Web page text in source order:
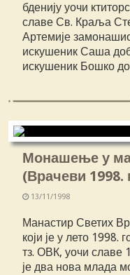
бденију уочи
славе Св. Краља
Артемије
искушеник Саша
искушеник Бошко
Монашење у
(Врачеви 1998.
13/11/1998
Манастир Светих
који је у лето 1998.
тз. ОВК, уочи славе
је два нова млада